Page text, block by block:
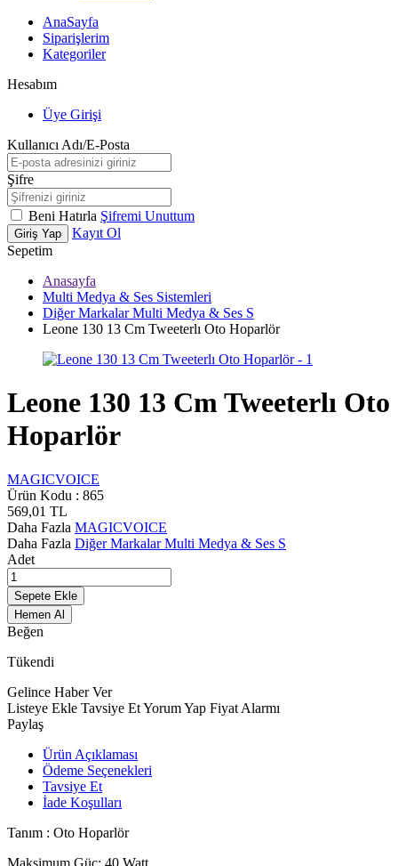
AnaSayfa
Siparişlerim
Kategoriler
Hesabım
Üye Girişi
Kullanıcı Adı/E-Posta
Şifre
Beni Hatırla Şifremi Unuttum
Giriş Yap
Kayıt Ol
Sepetim
Anasayfa
Multi Medya & Ses Sistemleri
Diğer Markalar Multi Medya & Ses S
Leone 130 13 Cm Tweeterlı Oto Hoparlör
Leone 130 13 Cm Tweeterlı Oto
Hoparlör
MAGICVOICE
Ürün Kodu : 865
569,01 TL
Daha Fazla MAGICVOICE
Daha Fazla Diğer Markalar Multi Medya & Ses S
Adet
Sepete Ekle
Hemen Al
Beğen
Tükendi
Gelince Haber Ver
Listeye Ekle Tavsiye EtYorum Yap Fiyat Alarmı
Paylaş
Ürün Açıklaması
Ödeme Seçenekleri
Tavsiye Et
İade Koşulları
Tanım : Oto Hoparlör
Maksimum Güç: 40 Watt